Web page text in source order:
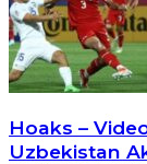
Hoaks –
Uzbekistan